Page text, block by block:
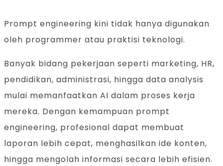
Prompt engineering kini tidak hanya digunakan
oleh programmer atau praktisi teknologi.
Banyak bidang pekerjaan seperti marketing, HR,
pendidikan, administrasi, hingga data analysis
mulai memanfaatkan AI dalam proses kerja
mereka. Dengan kemampuan prompt
engineering, profesional dapat membuat
laporan lebih cepat, menghasilkan ide konten,
hingga mengolah informasi secara lebih efisien.